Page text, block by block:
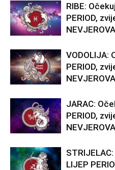
RIBE:
PERIOD,
VODOLIJA:
PERIOD,
JARAC:
PERIOD,
LIJEP